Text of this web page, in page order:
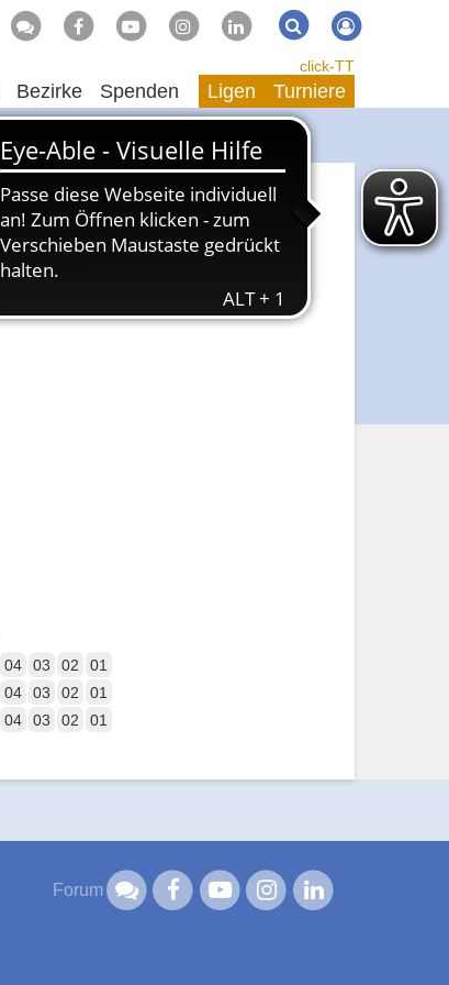
Suche Suchen
Bezirke Spenden
click-TT
Ligen Turniere
04 03 02 01
04 03 02 01
04 03 02
01
Forum